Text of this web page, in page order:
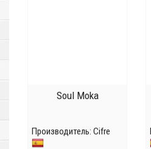
Soul Moka
Производитель: Cifre